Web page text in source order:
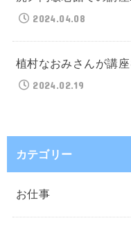
2024.04.08
植村なおみさんが講
2024.02.19
カテゴリー
お仕事